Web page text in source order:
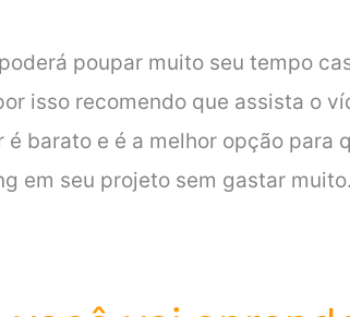
poupar muito seu tempo
isso recomendo que assista o
é barato e é a melhor opção para
em seu projeto sem gastar muito.